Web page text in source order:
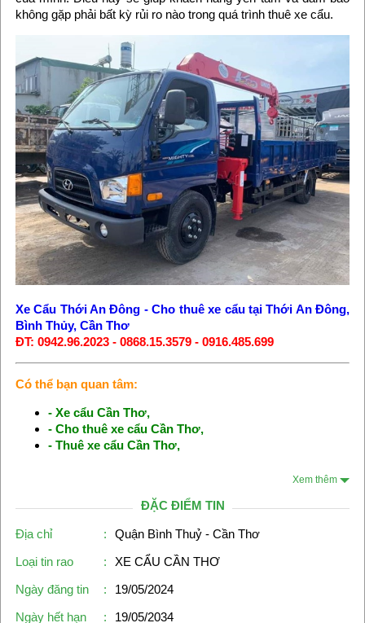
không gặp phải bất kỳ rủi ro nào trong quá trình thuê xe cẩu.
Xe Cẩu Thới An Đông -Cho thuê xe cẩu tại Thới An Đông,
Bình Thủy, Cần Thơ
ĐT: 0942.96.2023 - 0868.15.3579 - 0916.485.699
Có thể bạn quan tâm:
- Xe cẩu Cần Thơ,
- Cho thuê xe cẩu Cần Thơ,
- Thuê xe cẩu Cần Thơ,
Xem thêm
ĐẶC ĐIỂM TIN
Địa chỉ :
Quận Bình Thuỷ - Cần Thơ
Loại tin rao
:
XE CẨU CẦN THƠ
Ngày đăng tin
:
19/05/2024
Ngày hết hạn
: 19/05/2034